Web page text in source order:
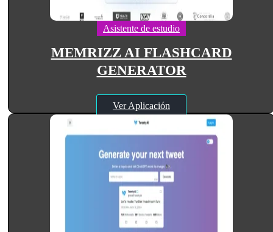
Asistente de estudio
MEMRIZZ AI FLASHCARD
GENERATOR
Ver Aplicación